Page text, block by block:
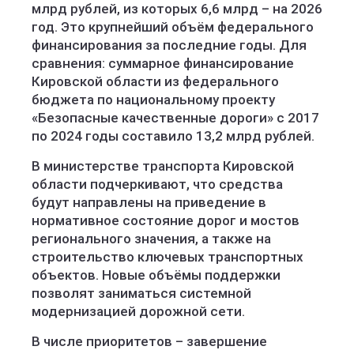
млрд рублей, из которых 6,6 млрд – на 2026
год. Это крупнейший объём федерального
финансирования за последние годы. Для
сравнения: суммарное финансирование
Кировской области из федерального
бюджета по национальному проекту
«Безопасные качественные дороги» с 2017
по 2024 годы составило 13,2 млрд рублей.
В министерстве транспорта Кировской
области подчеркивают, что средства
будут направлены на приведение в
нормативное состояние дорог и мостов
регионального значения, а также на
строительство ключевых транспортных
объектов. Новые объёмы поддержки
позволят заниматься системной
модернизацией дорожной сети.
В числе приоритетов – завершение